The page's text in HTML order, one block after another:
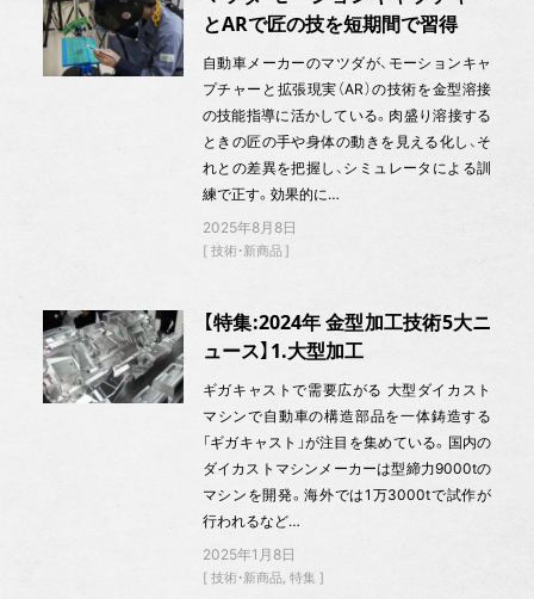
とARで匠の技を短期間で習得
自動車メーカーのマツダが、モーションキャ
プチャーと拡張現実（AR）の技術を金型溶接
の技能指導に活かしている。肉盛り溶接する
ときの匠の手や身体の動きを見える化し、そ
れとの差異を把握し、シミュレータによる訓
練で正す。効果的に…
2025年8月8日
技術・新商品
【特集:2024年 金型加工技術5大ニ
ュース】1.大型加工
ギガキャストで需要広がる 大型ダイカスト
マシンで自動車の構造部品を一体鋳造する
「ギガキャスト」が注目を集めている。国内の
ダイカストマシンメーカーは型締力9000tの
マシンを開発。海外では1万3000tで試作が
行われるなど…
2025年1月8日
技術・新商品 特集